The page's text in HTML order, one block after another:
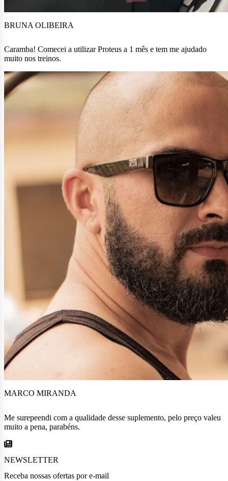
BRUNA OLIBEIRA
Caramba! Comecei a utilizar Proteus a 1 mês e tem me ajudado
muito nos treinos.
MARCO MIRANDA
Me surepeendi com a qualidade desse suplemento, pelo preço valeu
muito a pena, parabéns.
NEWSLETTER
Receba nossas ofertas por e-mail